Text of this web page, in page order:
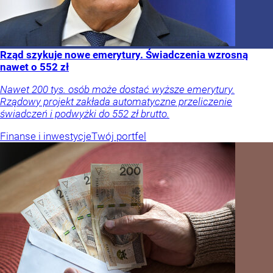
Rząd szykuje nowe emerytury. Świadczenia wzrosną
nawet o 552 zł
Nawet 200 tys. osób może dostać wyższe emerytury.
Rządowy projekt zakłada automatyczne przeliczenie
świadczeń i podwyżki do 552 zł brutto.
Finanse i inwestycjeTwój portfel